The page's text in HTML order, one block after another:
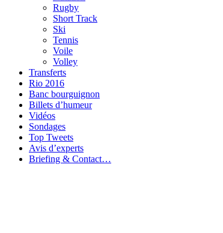
Rugby
Short Track
Ski
Tennis
Voile
Volley
Transferts
Rio 2016
Banc bourguignon
Billets d’humeur
Vidéos
Sondages
Top Tweets
Avis d’experts
Briefing & Contact…